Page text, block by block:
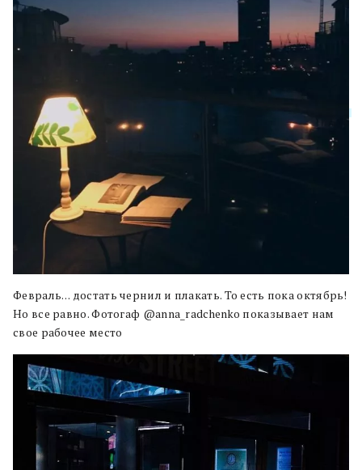
Февраль… достать чернил и плакать. То есть пока октябрь!
Но все равно. Фотогаф @anna_radchenko показывает нам
свое рабочее место